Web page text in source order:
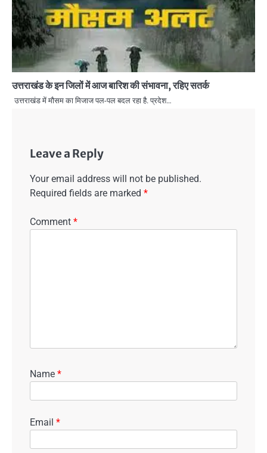
उत्तराखंड के इन जिलों में आज बारिश की संभावना, रहिए सतर्क
उत्तराखंड में मौसम का मिजाज पल-पल बदल रहा है. प्रदेश…
Leave a Reply
Your email address will not be published.
Required fields are marked *
Comment *
Name *
Email *